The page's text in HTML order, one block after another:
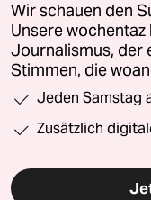
Wir schauen den
Unsere
Journalismus, der
Stimmen, die
Jeden Samstag
Zusätzlich